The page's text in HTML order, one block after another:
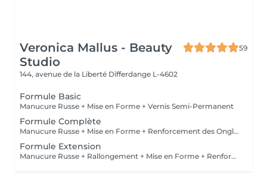
Veronica Mallus - Beauty
Studio
59
144, avenue de la Liberté Differdange L-4602
Formule Basic
Manucure Russe + Mise en Forme + Vernis Semi-Permanent
Formule Complète
Manucure Russe + Mise en Forme + Renforcement des Ongles Naturels + Vernis Semi-Permanent
Formule Extension
Manucure Russe + Rallongement + Mise en Forme + Renforcement + Vernis Semi-Permanent